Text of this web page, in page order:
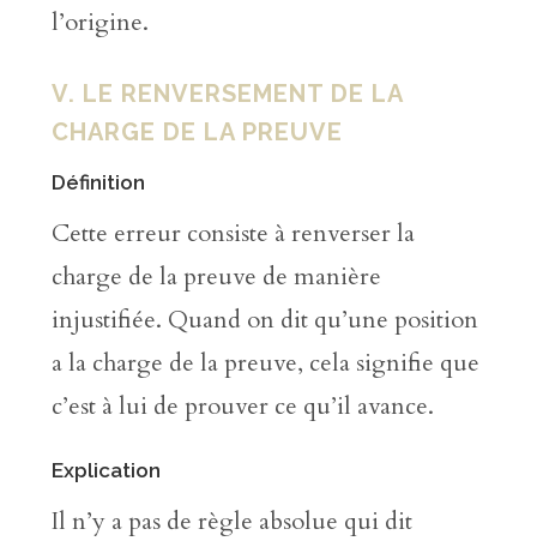
l’origine.
V. LE RENVERSEMENT DE LA
CHARGE DE LA PREUVE
Définition
Cette erreur consiste à renverser la
charge de la preuve de manière
injustifiée. Quand on dit qu’une position
a la charge de la preuve, cela signifie que
c’est à lui de prouver ce qu’il avance.
Explication
Il n’y a pas de règle absolue qui dit